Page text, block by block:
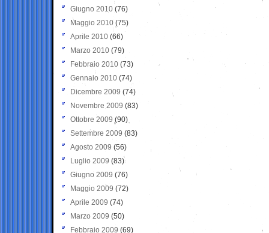
Giugno 2010 (76)
Maggio 2010 (75)
Aprile 2010 (66)
Marzo 2010 (79)
Febbraio 2010 (73)
Gennaio 2010 (74)
Dicembre 2009 (74)
Novembre 2009 (83)
Ottobre 2009 (90)
Settembre 2009 (83)
Agosto 2009 (56)
Luglio 2009 (83)
Giugno 2009 (76)
Maggio 2009 (72)
Aprile 2009 (74)
Marzo 2009 (50)
Febbraio 2009 (69)